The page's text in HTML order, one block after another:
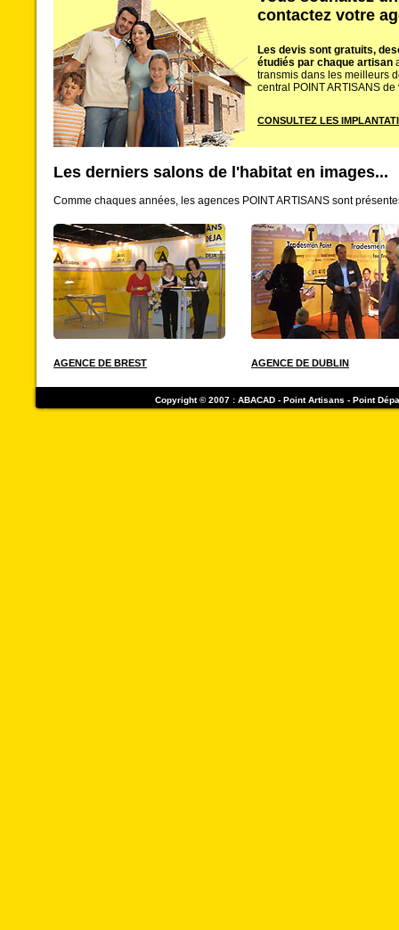
contactez votre
Les devis sont gratuits,
étudiés par chaque artisan
transmis dans les meilleurs
central POINT ARTISANS
CONSULTEZ LES
Les derniers salons de l'habitat en images...
Comme chaques années, les agences POINT ARTISANS sont
AGENCE DE BREST AGENCE DE DUBLIN
Copyright © 2007 : ABACAD - Point Artisans - Point